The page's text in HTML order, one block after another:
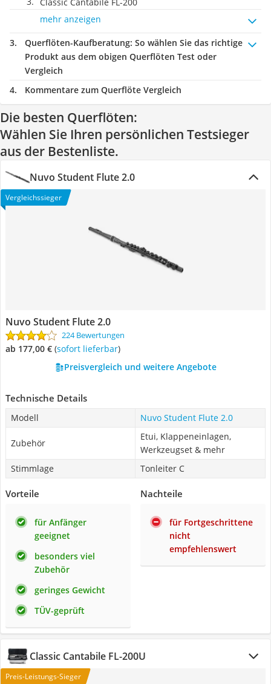
mehr anzeigen
Querflöten-Kaufberatung: So wählen Sie das richtige
Produkt aus dem obigen Querflöten Test oder
Vergleich
Kommentare zum Querflöte Vergleich
Die besten Querflöten:
Wählen Sie Ihren persönlichen Testsieger
aus der Bestenliste.
Nuvo Student Flute 2.0
Vergleichssieger
Nuvo Student Flute 2.0
224 Bewertungen
ab 177,00 € ( Sofort lieferbar)
Preisvergleich und weitere Angebote
Technische Details
Modell Nuvo Student Flute 2.0
Zubehör
Etui, Klappeneinlagen,
Werkzeugset & mehr
Stimmlage
Tonleiter C
Vorteile
für Anfänger
geeignet
besonders viel
Zubehör
geringes Gewicht
TÜV-geprüft
Nachteile
für Fortgeschrittene
nicht
empfehlenswert
Classic Cantabile FL-200U
Preis-Leistungs-Sieger